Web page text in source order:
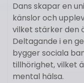
Dans skapar en
känslor och
vilket stärker den
Deltagande i en
bygger sociala
tillhörighet, vilket
mental hälsa.